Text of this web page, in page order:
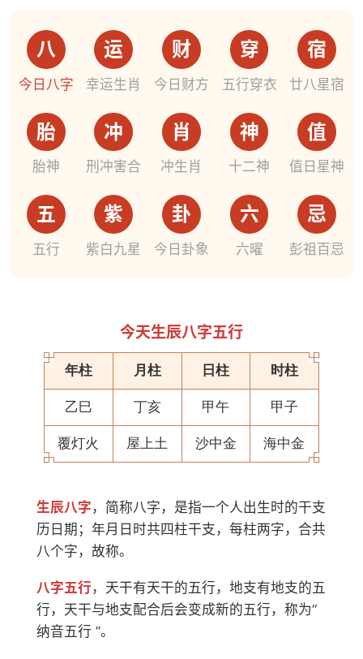
八
今日八字
运
幸运生肖
财
今日财方
穿
五行穿衣
宿
廿八星宿
胎
胎神
冲
刑冲害合
肖
冲生肖
神
十二神
值
值日星神
五
五行
紫
紫白九星
卦
今日卦象
六
六曜
忌
彭祖百忌
今天生辰八字五行
年柱 月柱 日柱 时柱
乙巳 丁亥 甲午 甲子
覆灯火 屋上土 沙中金 海中金
生辰八字 ，简称八字，是指一个人出生时的干支
历日期；年月日时共四柱干支，每柱两字，合共
八个字，故称。
八字五行 ，天干有天干的五行，地支有地支的五
行，天干与地支配合后会变成新的五行，称为“
纳音五行 ”。